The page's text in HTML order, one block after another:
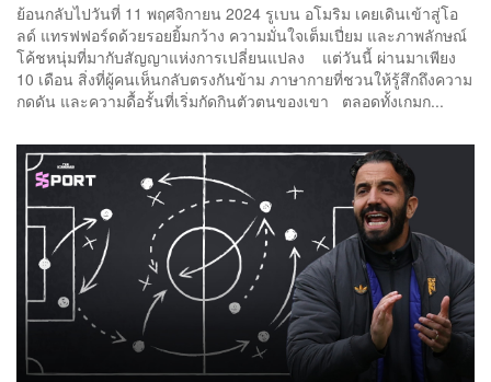
ย้อนกลับไปวันที่ 11 พฤศจิกายน 2024 รูเบน อโมริม เคยเดินเข้าสู่โอ
ลด์ แทรฟฟอร์ดด้วยรอยยิ้มกว้าง ความมั่นใจเต็มเปี่ยม และภาพลักษณ์
โค้ชหนุ่มที่มากับสัญญาแห่งการเปลี่ยนแปลง แต่วันนี้ ผ่านมาเพียง
10 เดือน สิ่งที่ผู้คนเห็นกลับตรงกันข้าม ภาษากายที่ชวนให้รู้สึกถึงความ
กดดัน และความดื้อรั้นที่เริ่มกัดกินตัวตนของเขา ตลอดทั้งเกมก...